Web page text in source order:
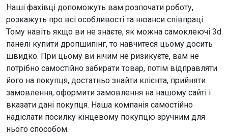
Наші фахівці допоможуть вам розпочати роботу,
розкажуть про всі особливості та нюанси співпраці.
Тому навіть якщо ви не знаєте, як можна самоклеючі 3d
панелі купити дропшипінг, то навчитеся цьому досить
швидко. При цьому ви нічим не ризикуєте, вам не
потрібно самостійно забирати товар, потім відправляти
його на покупця, достатньо знайти клієнта, прийняти
замовлення, оформити замовлення на нашому сайті і
вказати дані покупця. Наша компанія самостійно
надіслати посилку кінцевому покупцю зручним для
нього способом.